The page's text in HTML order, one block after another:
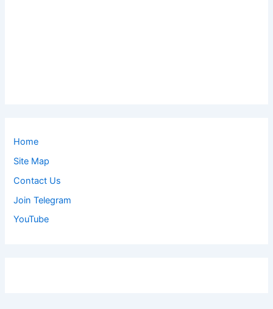
Home
Site Map
Contact Us
Join Telegram
YouTube